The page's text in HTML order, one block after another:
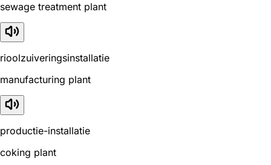
sewage treatment plant
rioolzuiveringsinstallatie
manufacturing plant
productie-installatie
coking plant